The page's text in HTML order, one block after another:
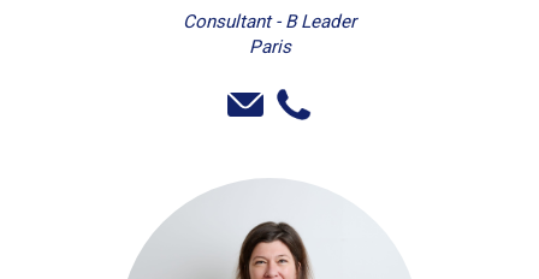
Consultant - B Leader
Paris